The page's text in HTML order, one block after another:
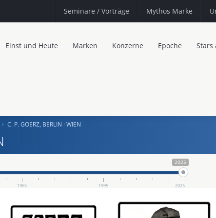
Seminare / Vorträge Mythos Marke
Einst und Heute Marken Konzerne Epoche Stars
C. P. GOERZ, BERLIN · WIEN
2025
1965 1995 2025